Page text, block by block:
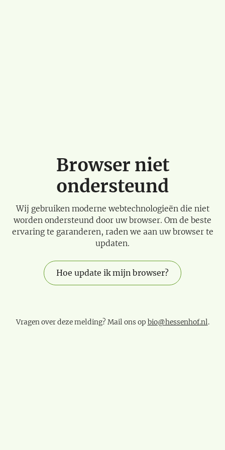
Browser niet
ondersteund
Wij gebruiken moderne webtechnologieën die niet
worden ondersteund door uw browser. Om de beste
ervaring te garanderen, raden we aan uw browser te
updaten.
Hoe update ik mijn browser?
Vragen over deze melding? Mail ons op bio@hessenhof.nl.